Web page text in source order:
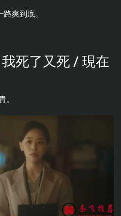
爽到底。
死了又死 / 現在
。